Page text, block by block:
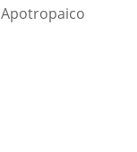
Apotropaico